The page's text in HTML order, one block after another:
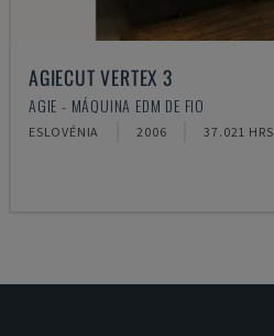
AGIECUT VERTEX 3
AGIE - MÁQUINA EDM DE FIO
ESLOVÉNIA 2006 37.021 HRS